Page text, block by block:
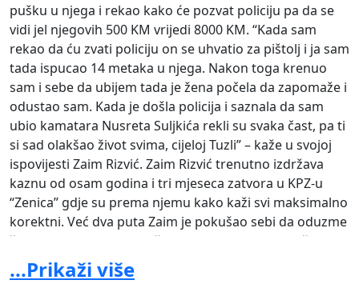
pušku u njega i rekao kako će pozvat policiju pa da se
vidi jel njegovih 500 KM vrijedi 8000 KM. “Kada sam
rekao da ću zvati policiju on se uhvatio za pištolj i ja sam
tada ispucao 14 metaka u njega. Nakon toga krenuo
sam i sebe da ubijem tada je žena počela da zapomaže i
odustao sam. Kada je došla policija i saznala da sam
ubio kamatara Nusreta Suljkića rekli su svaka čast, pa ti
si sad olakšao život svima, cijeloj Tuzli” – kaže u svojoj
ispovijesti Zaim Rizvić. Zaim Rizvić trenutno izdržava
kaznu od osam godina i tri mjeseca zatvora u KPZ-u
“Zenica” gdje su prema njemu kako kaži svi maksimalno
korektni. Već dva puta Zaim je pokušao sebi da oduzme
život. Jednom su ga stražari spasili kada se pokušao
objestiti.
...Prikaži više